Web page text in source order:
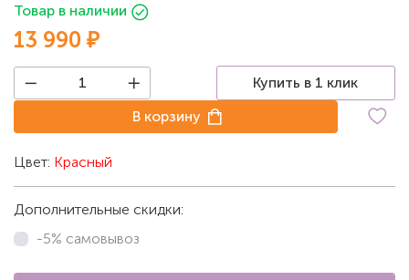
Товар в наличии
13 990 ₽
Купить в 1 клик
В корзину
Цвет: Красный
Дополнительные скидки:
-5% самовывоз